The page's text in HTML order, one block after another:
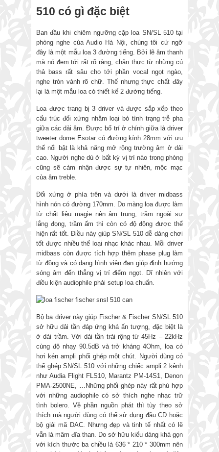
510 có gì đặc biệt
Ban đầu khi chiêm ngưỡng cặp loa SN/SL 510 tại
phòng nghe của Audio Hà Nội, chúng tôi cứ ngỡ
đây là một mẫu loa 3 đường tiếng. Bởi lẽ âm thanh
mà nó đem tới rất rõ ràng, chân thực từ những cú
thả bass rất sâu cho tới phần vocal ngọt ngào,
nghe tròn vành rõ chữ. Thế nhưng thực chất đây
lại là một mẫu loa có thiết kế 2 đường tiếng.
Loa được trang bị 3 driver và được sắp xếp theo
cấu trúc đối xứng nhằm loại bỏ tình trạng trễ pha
giữa các dải âm. Được bố trí ở chính giữa là driver
tweeter dome Esotar có đường kính 28mm với ưu
thế nổi bật là khả năng mở rộng trường âm ở dải
cao. Người nghe dù ở bất kỳ vị trí nào trong phòng
cũng sẽ cảm nhận được sự tự nhiên, mộc mạc
của âm treble.
Đối xứng ở phía trên và dưới là driver midbass
hình nón có đường 170mm. Do màng loa được làm
từ chất liệu magie nên âm trung, trầm ngoài sự
lắng đọng, trầm ấm thì còn có độ động được thể
hiện rất tốt. Điều này giúp SN/SL 510 dễ dàng chơi
tốt được nhiều thể loại nhạc khác nhau. Mỗi driver
midbass còn được tích hợp thêm phase plug làm
từ đồng và có dạng hình viên đạn giúp định hướng
sóng âm đến thẳng vị trí điểm ngọt. Dĩ nhiên với
điều kiện audiophile phải setup loa chuẩn.
Bộ ba driver này giúp Fischer & Fischer SN/SL 510
sở hữu dải tần đáp ứng khá ấn tượng, đặc biệt là
ở dải trầm. Với dải tần trải rộng từ 45Hz – 22kHz
cùng độ nhạy 90.5dB và trở kháng 4Ohm, loa có
hơi kén ampli phối ghép một chút. Người dùng có
thể ghép SN/SL 510 với những chiếc ampli 2 kênh
như Audia Flight FLS10, Marantz PM-14S1, Denon
PMA-2500NE, …Những phối ghép này rất phù hợp
với những audiophile có sở thích nghe nhạc trữ
tình bolero. Về phần nguồn phát thì tùy theo sở
thích mà người dùng có thể sử dụng đầu CD hoặc
bộ giải mã DAC. Nhưng đẹp và tinh tế nhất có lẽ
vẫn là mâm đĩa than. Do sở hữu kiểu dáng khá gọn
với kích thước ba chiều là 636 * 210 * 300mm nên